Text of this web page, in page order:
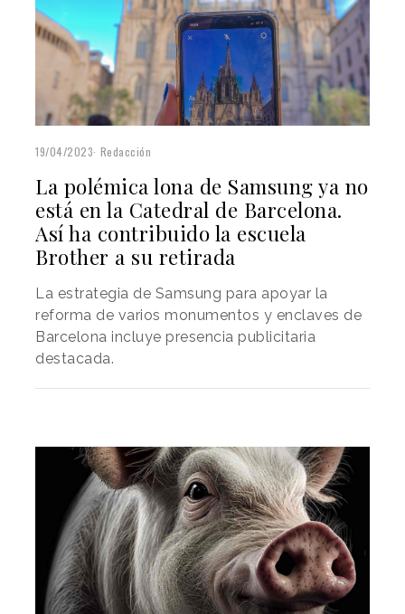
19/04/2023 Redacción
La polémica lona de Samsung ya no
está en la Catedral de Barcelona.
Así ha contribuido la escuela
Brother a su retirada
La estrategia de Samsung para apoyar la
reforma de varios monumentos y enclaves de
Barcelona incluye presencia publicitaria
destacada.